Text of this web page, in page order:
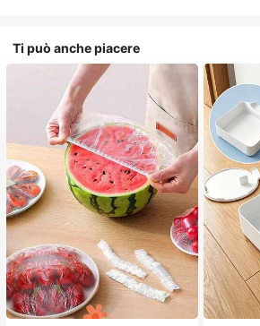
Ti può anche piacere